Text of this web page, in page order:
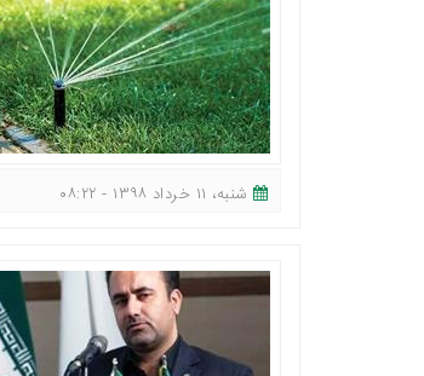
شنبه، ١١ خرداد ١٣٩٨ - ٠٨:٢٢